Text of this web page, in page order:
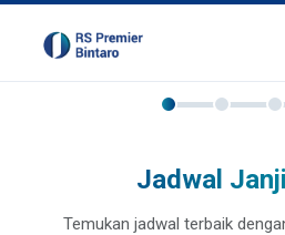
Jadwal
Temukan jadwal terbaik